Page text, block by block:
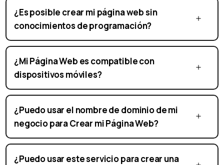
¿Es posible crear mi página web sin
conocimientos de programación?
¿Mi Página Web es compatible con
dispositivos móviles?
¿Puedo usar el nombre de dominio de mi
negocio para Crear mi Página Web?
¿Puedo usar este servicio para crear una